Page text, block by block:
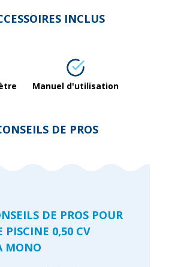
INCLUS
Manuel d'utilisation
DE PROS
DE PROS POUR
PISCINE 0,50 CV
MONO